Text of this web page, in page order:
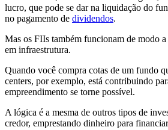
lucro, que pode se dar na liquidação do
no pagamento de dividendos.
Mas os FIIs também funcionam de modo
em infraestrutura.
Quando você compra cotas de um fundo
centers, por exemplo, está contribuindo
empreendimento se torne possível.
A lógica é a mesma de outros tipos de
credor, emprestando dinheiro para